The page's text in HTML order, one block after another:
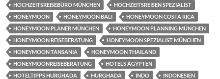
HOCHZEITSREISEBÜRO MÜNCHEN
HOCHZEITSREISEN SPEZIALIST
HONEYMOON
HONEYMOON BALI
HONEYMOON COSTA RICA
HONEYMOON PLANER MÜNCHEN
HONEYMOON PLANNING MÜNCHEN
HONEYMOON REISEBERATUNG
HONEYMOON SPEZIALIST MÜNCHEN
HONEYMOON TANSANIA
HONEYMOON THAILAND
HONEYMOONREISEBERATUNG
HOTELS ÄGYPTEN
HOTELTIPPS HURGHADA
HURGHADA INDO
INDONESIEN